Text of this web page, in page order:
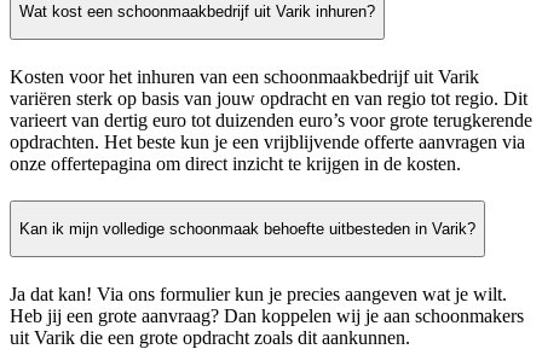
Wat kost een schoonmaakbedrijf uit Varik inhuren?
Kosten voor het inhuren van een schoonmaakbedrijf uit Varik
variëren sterk op basis van jouw opdracht en van regio tot regio. Dit
varieert van dertig euro tot duizenden euro’s voor grote terugkerende
opdrachten. Het beste kun je een vrijblijvende offerte aanvragen via
onze offertepagina om direct inzicht te krijgen in de kosten.
Kan ik mijn volledige schoonmaak behoefte uitbesteden in Varik?
Ja dat kan! Via ons formulier kun je precies aangeven wat je wilt.
Heb jij een grote aanvraag? Dan koppelen wij je aan schoonmakers
uit Varik die een grote opdracht zoals dit aankunnen.